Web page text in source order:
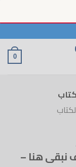
0
5 – سوف نبقى هنا –